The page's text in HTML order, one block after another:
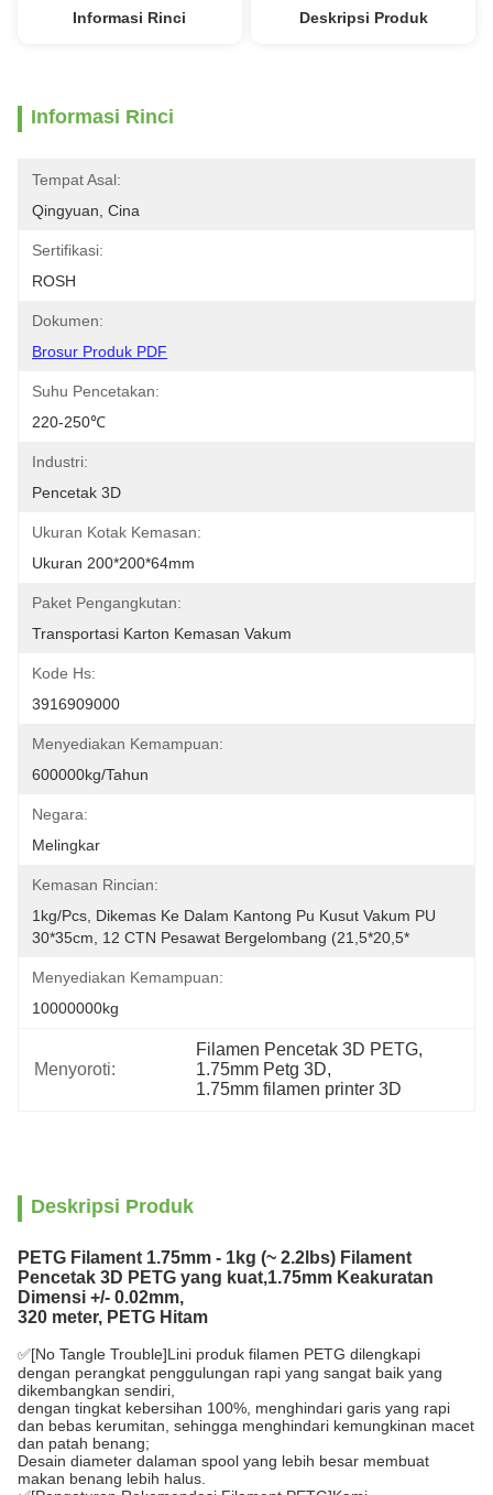
Informasi Rinci Deskripsi Produk
Informasi Rinci
Tempat Asal:
Qingyuan, Cina
Sertifikasi:
ROSH
Dokumen:
Brosur Produk PDF
Suhu Pencetakan:
220-250℃
Industri:
Pencetak 3D
Ukuran Kotak Kemasan:
Ukuran 200*200*64mm
Paket Pengangkutan:
Transportasi Karton Kemasan Vakum
Kode Hs:
3916909000
Menyediakan Kemampuan:
600000kg/Tahun
Negara:
Melingkar
Kemasan Rincian:
1kg/pcs, Dikemas Ke Dalam Kantong Pu Kusut Vakum PU
30*35cm, 12 CTN Pesawat Bergelombang (21,5*20,5*
Menyediakan Kemampuan:
10000000kg
Menyoroti:
Filamen Pencetak 3D PETG,
1.75mm Petg 3D,
1.75mm filamen printer 3D
Deskripsi Produk
PETG Filament 1.75mm - 1kg (~ 2.2lbs) Filament
Pencetak 3D PETG yang kuat,1.75mm Keakuratan
Dimensi +/- 0.02mm,
320 meter, PETG Hitam
✅[No Tangle Trouble]Lini produk filamen PETG dilengkapi
dengan perangkat penggulungan rapi yang sangat baik yang
dikembangkan sendiri,
dengan tingkat kebersihan 100%, menghindari garis yang rapi
dan bebas kerumitan, sehingga menghindari kemungkinan macet
dan patah benang;
Desain diameter dalaman spool yang lebih besar membuat
makan benang lebih halus.